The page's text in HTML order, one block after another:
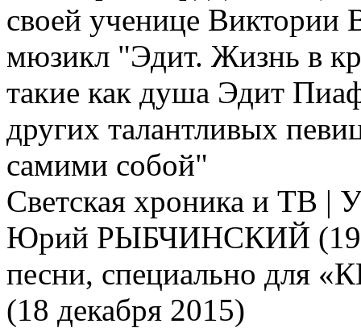
своей ученице Виктории
мюзикл "Эдит. Жизнь в
такие как душа Эдит
других талантливых
самими собой"
Светская хроника и ТВ |
Юрий РЫБЧИНСКИЙ
песни, специально для
(18 декабря 2015)